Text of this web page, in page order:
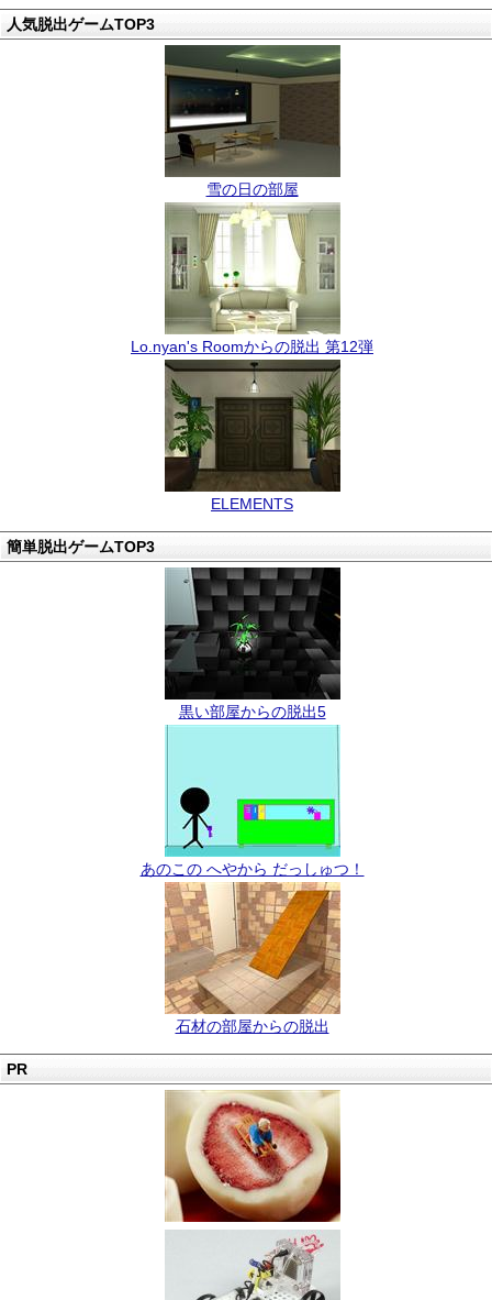
人気脱出ゲームTOP3
雪の日の部屋
Lo.nyan's Roomからの脱出 第12弾
ELEMENTS
簡単脱出ゲームTOP3
黒い部屋からの脱出5
あのこの へやから だっしゅつ！
石材の部屋からの脱出
PR